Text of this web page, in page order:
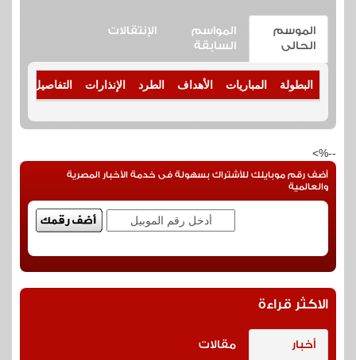
الموسم
الحالى
المواسم
السابقة
الإنتقالات
البطولة المباريات الأهداف الطرد الإنذارات التفاصيل
--%>
أضف رقم موبايلك للأشتراك بسهولة فى خدمة الأخبار المصرية
والعالمية
الاكثر قراءة
أخبار مقالات